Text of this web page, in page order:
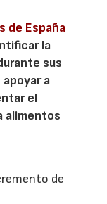
de España
la
sus
a
el
alimentos
de